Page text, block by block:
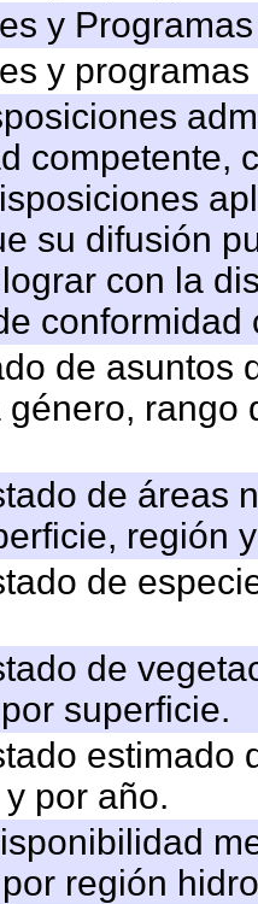
y
y
competente,
su difusión
con la
de asuntos
rango
de áreas
región
de
de
superficie.
estimado
por año.
región